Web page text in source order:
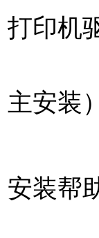
打印机
主安装）
安装帮